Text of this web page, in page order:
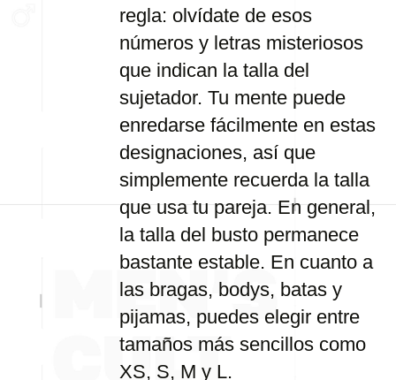
regla: olvídate de esos
números y letras misteriosos
que indican la talla del
sujetador. Tu mente puede
enredarse fácilmente en estas
designaciones, así que
simplemente recuerda la talla
que usa tu pareja. En general,
la talla del busto permanece
bastante estable. En cuanto a
las bragas, bodys, batas y
pijamas, puedes elegir entre
tamaños más sencillos como
XS, S, M y L.